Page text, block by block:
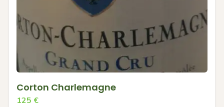
Corton Charlemagne
125 €